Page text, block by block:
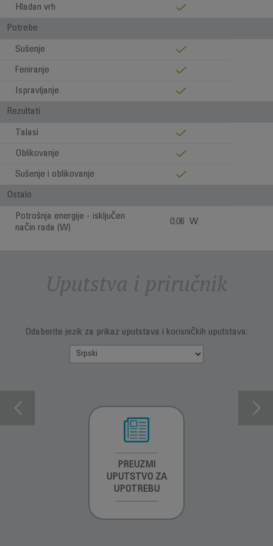
Hladan vrh
Potrebe
Sušenje
Feniranje
Ispravljanje
Rezultati
Talasi
Oblikovanje
Sušenje i oblikovanje
Ostalo
Potrošnja energije - isključen
način rada (W)
0.06 W
Uputstva i priručnik
Odaberite jezik za prikaz uputstava i korisničkih uputstava:
PREUZMI
UPUTSTVO ZA
UPOTREBU